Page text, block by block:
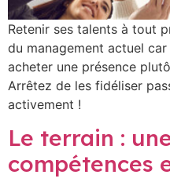
Retenir ses talents à tout
du management actuel
acheter une présence
Arrêtez de les fidéliser
activement !
Le terrain :
compétences